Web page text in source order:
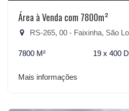
Área à Venda com 7800m²
RS-265, 00 - Faixinha, São
7800 M² 19 x 400
Mais informações